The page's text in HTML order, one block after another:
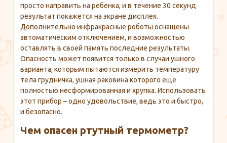
просто направить на ребенка, и в течение 30 секунд
результат покажется на экране дисплея.
Дополнительно инфракрасные роботы оснащены
автоматическим отключением, и возможностью
оставлять в своей память последние результаты.
Опасность может появится только в случаи ушного
варианта, которым пытаются измерить температуру
тела грудничка, ушная раковина которого еще
полностью несформированная и хрупка. Использовать
этот прибор – одно удовольствие, ведь это и быстро,
и безопасно.
Чем опасен ртутный термометр?